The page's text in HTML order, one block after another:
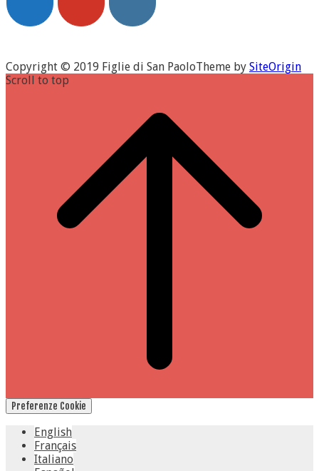
Copyright © 2019 Figlie di San PaoloTheme by SiteOrigin
Scroll to top
Preferenze Cookie
English
Français
Italiano